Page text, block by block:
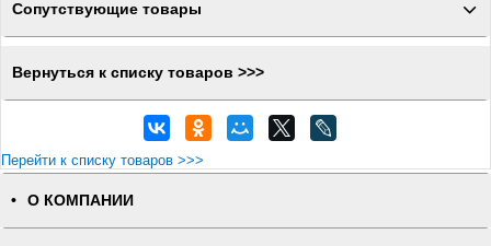
Сопутствующие товары
Вернуться к списку товаров >>>
Перейти к списку товаров >>>
О КОМПАНИИ